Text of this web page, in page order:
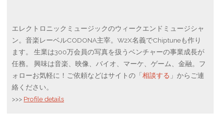
エレクトロニックミュージックのウィークエンドミュージシャ
ン。音楽レーベルCODONA主宰。W2X名義でChiptuneも作り
ます。 生業は300万会員の写真を扱うベンチャーの事業成長が
任務。 興味は音楽、映像、バイオ、マーケ、ゲーム、金融。フ
ォローお気軽に！ご依頼などはサイトの「相談する 」からご連
絡ください。
>>> Profile details